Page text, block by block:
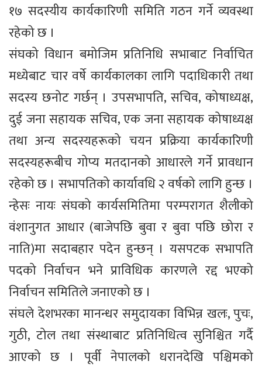
१७ सदस्यीय कार्यकारिणी समिति गठन गर्ने व्यवस्था
रहेको छ ।
संघको विधान बमोजिम प्रतिनिधि सभाबाट निर्वाचित
मध्येबाट चार वर्षे कार्यकालका लागि पदाधिकारी तथा
सदस्य छनोट गर्छन् । उपसभापति, सचिव, कोषाध्यक्ष,
दुई जना सहायक सचिव, एक जना सहायक कोषाध्यक्ष
तथा अन्य सदस्यहरूको चयन प्रक्रिया कार्यकारिणी
सदस्यहरूबीच गोप्य मतदानको आधारले गर्ने प्रावधान
रहेको छ । सभापतिको कार्यावधि २ वर्षको लागि हुन्छ ।
न्हेसः नायः संघको कार्यसमितिमा परम्परागत शैलीको
वंशानुगत आधार (बाजेपछि बुवा र बुवा पछि छोरा र
नाति)मा सदाबहार पदेन हुन्छन् । यसपटक सभापति
पदको निर्वाचन भने प्राविधिक कारणले रद्द भएको
निर्वाचन समितिले जनाएको छ ।
संघले देशभरका मानन्धर समुदायका विभिन्न खलः, पुचः,
गुठी, टोल तथा संस्थाबाट प्रतिनिधित्व सुनिश्चित गर्दै
आएको छ । पूर्वी नेपालको धरानदेखि पश्चिमको